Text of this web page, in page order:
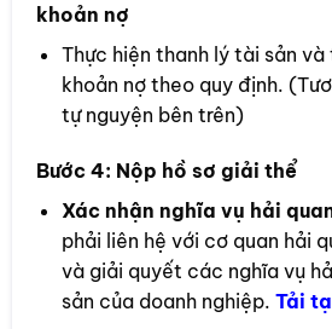
khoản nợ
Thực hiện thanh lý tài sản
khoản nợ theo quy định.
tự nguyện bên trên)
Bước 4: Nộp hồ sơ giải thể
Xác nhận nghĩa vụ hải
phải liên hệ với cơ quan hải
và giải quyết các nghĩa vụ
sản của doanh nghiệp. Tải